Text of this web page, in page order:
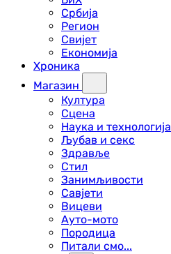
Србија
Регион
Свијет
Економија
Хроника
Магазин
Култура
Сцена
Наука и технологија
Љубав и секс
Здравље
Стил
Занимљивости
Савјети
Вицеви
Ауто-мото
Породица
Питали смо...